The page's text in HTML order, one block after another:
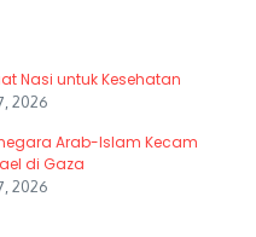
Nasi untuk Kesehatan
2026
Arab-Islam Kecam
di Gaza
2026